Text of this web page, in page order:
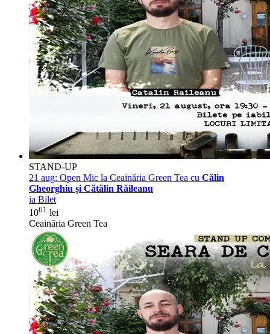
STAND-UP
21 aug: Open Mic la Ceainăria Green Tea cu Călin
Gheorghiu și Cătălin Răileanu
ia Bilet
1061 lei
Ceainăria Green Tea